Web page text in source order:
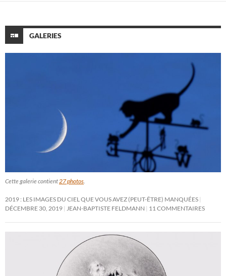
GALERIES
Cette galerie contient27 photos.
2019 : LES IMAGES DU CIEL QUE VOUS AVEZ (PEUT-ÊTRE) MANQUÉES
DÉCEMBRE 30, 2019 JEAN-BAPTISTE FELDMANN 11 COMMENTAIRES